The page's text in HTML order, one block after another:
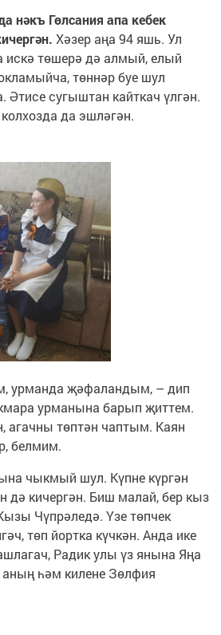
нәкъ Гөлсания апа кебек
Хәзер аңа 94 яшь. Ул
төшерә дә алмый, елый
төннәр буе шул
Әтисе сугыштан кайткач үлгән.
да эшләгән.
урманда җәфаландым, – дип
урманына барып җиттем.
агачны төптән чаптым. Каян
белмим.
чыкмый шул. Күпне күргән
дә кичергән. Биш малай, бер кыз
Чүпрәледә. Үзе төпчек
төп йортка күчкән. Анда ике
Радик улы үз янына Яңа
аның һәм килене Зөлфия